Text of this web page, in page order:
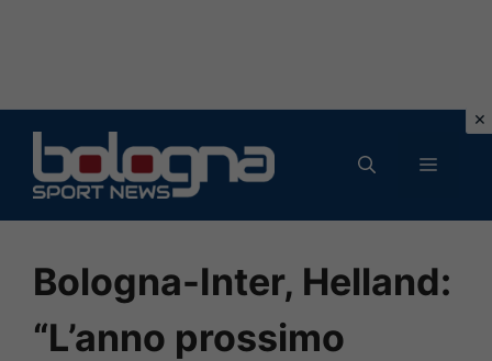
contenuto
MENU
Bologna-Inter, Helland:
“L’anno prossimo